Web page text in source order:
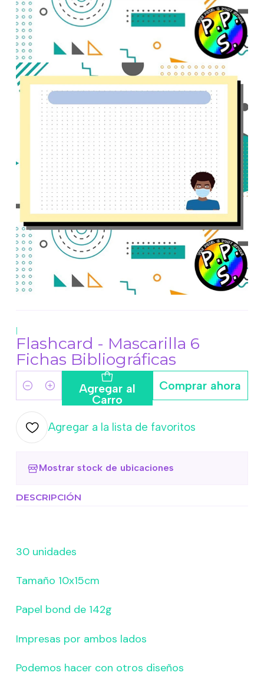
|
Flashcard - Mascarilla 6
Fichas Bibliográficas
Cantidad Agregar al
Carro
Comprar ahora
Agregar a la lista de favoritos
Mostrar stock de ubicaciones
DESCRIPCIÓN
30 unidades
Tamaño 10x15cm
Papel bond de 142g
Impresas por ambos lados
Podemos hacer con otros diseños